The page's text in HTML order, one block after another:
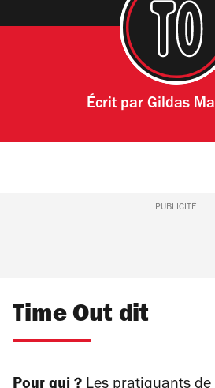
Écrit parGildas
PUBLICITÉ
Time Out dit